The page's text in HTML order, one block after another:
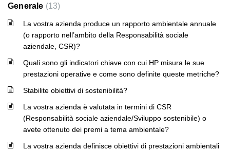
Generale 13
La vostra azienda produce un rapporto ambientale annuale
(o rapporto nell’ambito della Responsabilità sociale
aziendale, CSR)?
Quali sono gli indicatori chiave con cui HP misura le sue
prestazioni operative e come sono definite queste metriche?
Stabilite obiettivi di sostenibilità?
La vostra azienda è valutata in termini di CSR
(Responsabilità sociale aziendale/Sviluppo sostenibile) o
avete ottenuto dei premi a tema ambientale?
La vostra azienda definisce obiettivi di prestazioni ambientali